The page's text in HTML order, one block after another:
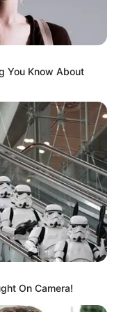
You Know About
On Camera!